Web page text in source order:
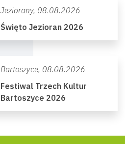
Jeziorany, 08.08.2026
Święto Jezioran 2026
Bartoszyce, 08.08.2026
Festiwal Trzech Kultur
Bartoszyce 2026